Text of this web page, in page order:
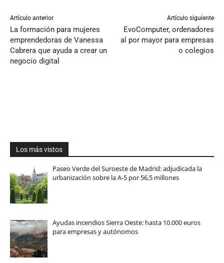
Artículo anterior
La formación para mujeres
emprendedoras de Vanessa
Cabrera que ayuda a crear un
negocio digital
Artículo siguiente
EvoComputer, ordenadores
al por mayor para empresas
o colegios
Los más vistos
Paseo Verde del Suroeste de Madrid: adjudicada la
urbanización sobre la A-5 por 56,5 millones
Ayudas incendios Sierra Oeste: hasta 10.000 euros
para empresas y autónomos